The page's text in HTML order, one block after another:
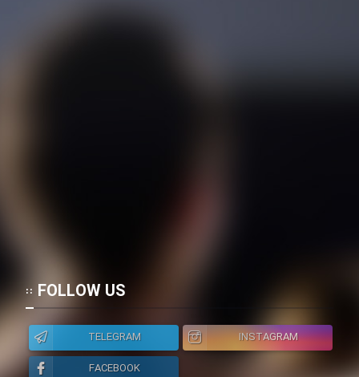
FOLLOW US
TELEGRAM
INSTAGRAM
FACEBOOK